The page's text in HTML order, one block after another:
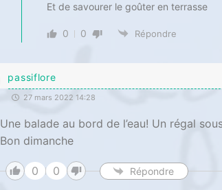
Et de savourer le goûter en terrasse
0 0 Répondre
passiflore
27 mars 2022 14:28
Une balade au bord de l’eau! Un régal
Bon dimanche
0 0 Répondre